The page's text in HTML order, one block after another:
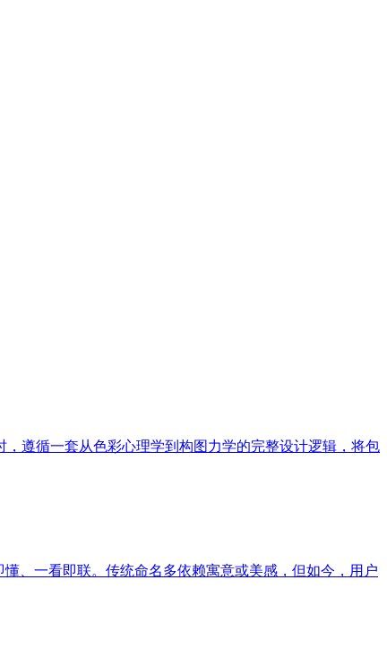
遵循一套从色彩心理学到构图力学的完整设计逻辑，将包
、一看即联。传统命名多依赖寓意或美感，但如今，用户